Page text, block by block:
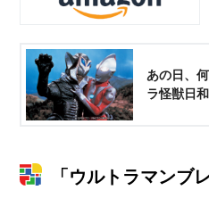
あの日、
ラ怪獣日
「ウルトラマンブ